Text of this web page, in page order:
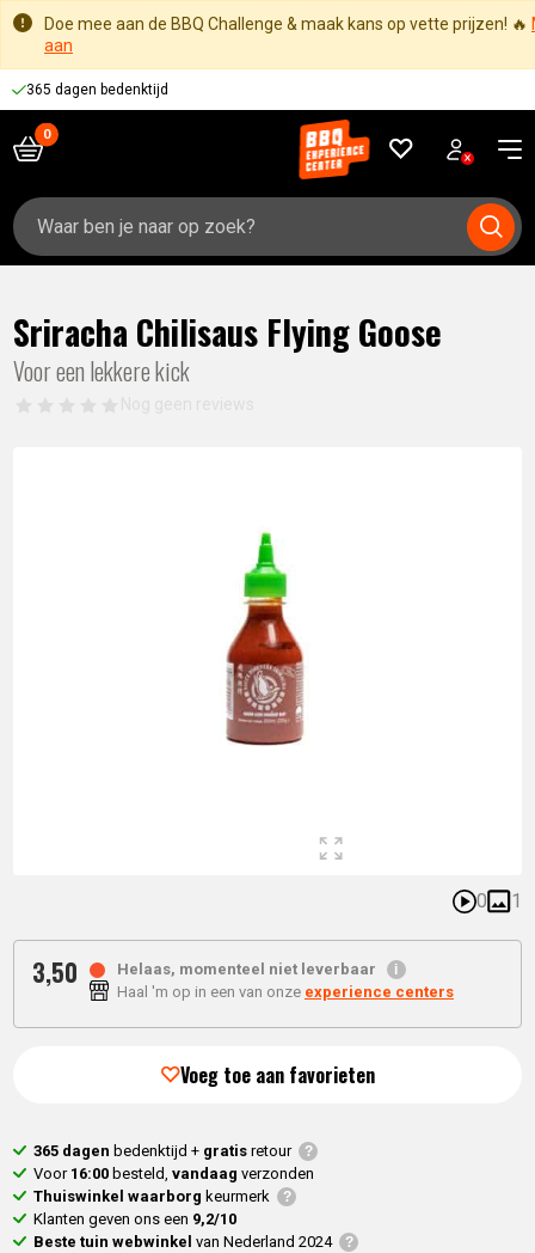
Doe mee aan de BBQ Challenge & maak kans op vette prijzen! 🔥
aan
365 dagen bedenktijd
Zoeken
naar:
Sriracha Chilisaus Flying Goose
Voor een lekkere kick
0 1
3,50
Helaas, momenteel niet leverbaar
Haal 'm op in een van onze experience centers
Voeg toe aan favorieten
365 dagen bedenktijd + gratisretour
Voor 16:00 besteld,vandaag verzonden
Thuiswinkel waarborg keurmerk
Klanten geven ons een 9,2/10
Beste tuin webwinkel van Nederland 2024